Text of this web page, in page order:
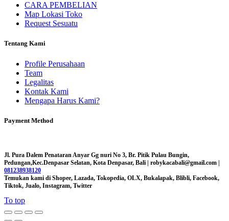
CARA PEMBELIAN
Map Lokasi Toko
Request Sesuatu
Tentang Kami
Profile Perusahaan
Team
Legalitas
Kontak Kami
Mengapa Harus Kami?
Payment Method
Jl. Pura Dalem Penataran Anyar Gg nuri No 3, Br. Pitik Pulau Bungin,
Pedungan,Kec.Denpasar Selatan, Kota Denpasar, Bali | robykacabali@gmail.com |
081238938120
Temukan kami di Shopee, Lazada, Tokopedia, OLX, Bukalapak, Blibli, Facebook,
Tiktok, Jualo, Instagram, Twitter
To top